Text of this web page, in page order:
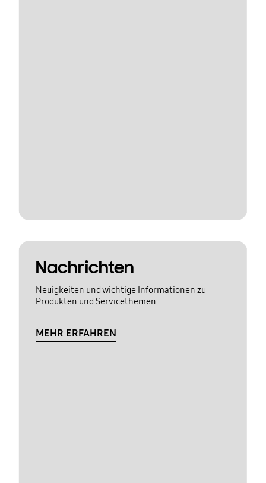
Nachrichten
Neuigkeiten und wichtige Informationen zu
Produkten und Servicethemen
MEHR ERFAHREN